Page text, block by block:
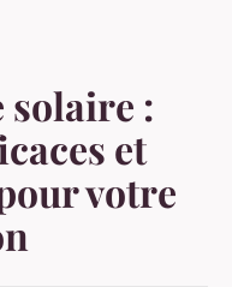
solaire :
et
votre